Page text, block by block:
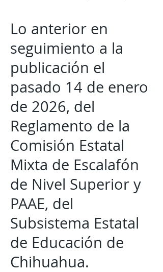
Lo anterior en
seguimiento a la
publicación el
pasado 14 de enero
de 2026, del
Reglamento de la
Comisión Estatal
Mixta de Escalafón
de Nivel Superior y
PAAE, del
Subsistema Estatal
de Educación de
Chihuahua.